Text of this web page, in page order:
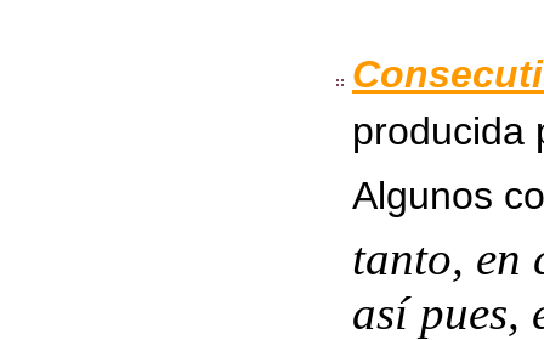
producida
Algunos
tanto, en
así pues,